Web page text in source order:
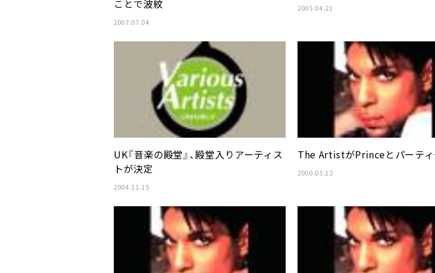
ことで波紋
2007.07.04
2005.04.21
UK『音楽の殿堂』、殿堂入りアーティス
トが決定
2004.11.15
The ArtistがPrinceとパーティ
2000.05.12